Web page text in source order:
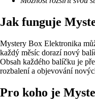
Jak funguje
Mystery Box Elektronika
každý měsíc dorazí nový
Obsah každého balíčku je
rozbalení a objevování
Pro koho je